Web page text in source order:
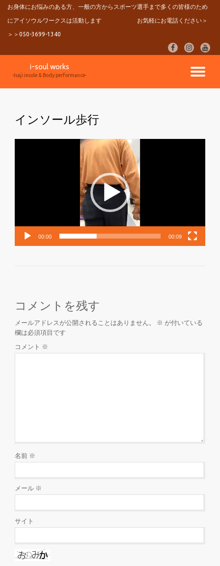
ン
お身体にお悩みのある方、一般の方からスポーツ選手まで多くの皆様のため
にアイソウルワークスは活動します お気軽にお電話ください＞
＞＞050-3699-1340
fa-
facebook
fa-
instagram
fa-
ナ
を
i-soul works
-Isaji insole & Body performance-
インソール歩行
00:00 00:09
コメントを残す
メールアドレスが公開されることはありません。 ※ が付いている
欄は必須項目です
コメント ※
名前 ※
メール ※
サイト